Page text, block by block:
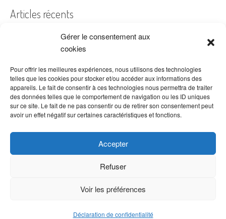
Gérer le consentement aux
cookies
Pour offrir les meilleures expériences, nous utilisons des technologies
telles que les cookies pour stocker et/ou accéder aux informations des
appareils. Le fait de consentir à ces technologies nous permettra de traiter
des données telles que le comportement de navigation ou les ID uniques
sur ce site. Le fait de ne pas consentir ou de retirer son consentement peut
avoir un effet négatif sur certaines caractéristiques et fonctions.
Accepter
Refuser
Voir les préférences
Déclaration de confidentialité
Articles récents
A quelles dates de l’année offre-t-on des fleurs ?
Les fleurs préférées des Français
Combien de fois arroser un cactus ?
Quelles fleurs offrir pour la fête des mères ?
Idées de décoration avec fleurs séchées